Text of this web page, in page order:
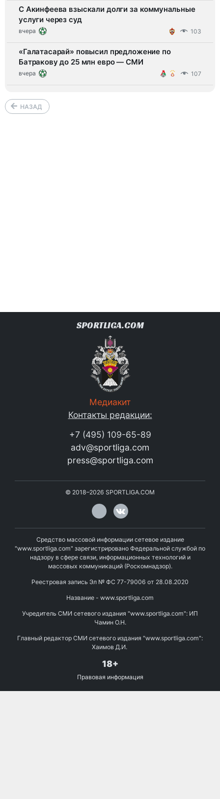
С Акинфеева взыскали долги за коммунальные
услуги через суд
вчера 103
«Галатасарай» повысил предложение по
Батракову до 25 млн евро — СМИ
вчера 107
НАЗАД
SPORTLIGA.COM
Медиакит
Контакты редакции:
+7 (495) 109-65-89
adv@sportliga.com
press@sportliga.com
© 2018–2026 SPORTLIGA.COM
Средство массовой информации сетевое издание
"www.sportliga.com" зарегистрировано Федеральной службой по
надзору в сфере связи, информационных технологий и
массовых коммуникаций (Роскомнадзор).
Реестровая запись Эл № ФС 77-79006 от 28.08.2020
Название - www.sportliga.com
Учредитель СМИ сетевого издания "www.sportliga.com": ИП
Чамин О.Н.
Главный редактор СМИ сетевого издания "www.sportliga.com":
Хаимов Д.И.
18+
Правовая информация